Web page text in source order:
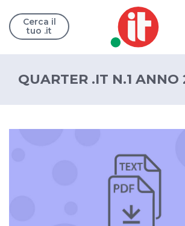
Cerca il
tuo .it
QUARTER .IT N.1